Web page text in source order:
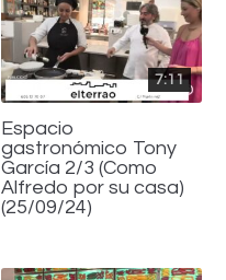
7:11
Espacio
gastronómico Tony
García 2/3 (Como
Alfredo por su casa)
(25/09/24)